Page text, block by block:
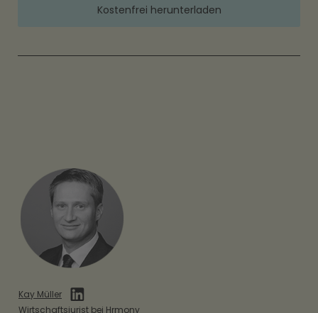
Kostenfrei herunterladen
Kay Müller
Wirtschaftsjurist bei Hrmony